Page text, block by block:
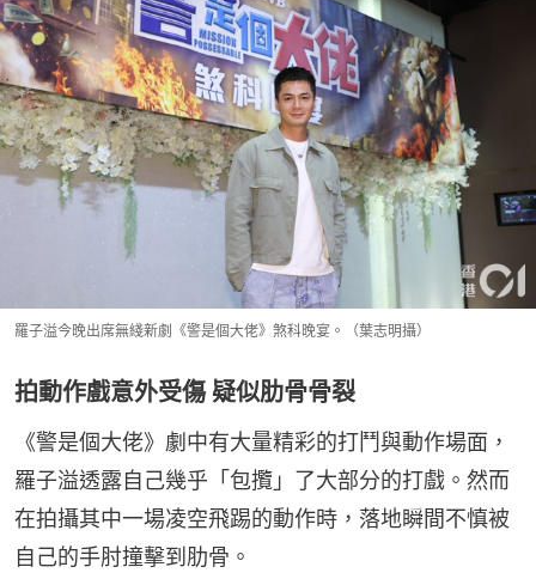
羅子溢今晚出席無綫新劇《警是個大佬》煞科晚宴。（葉志明攝）
拍動作戲意外受傷 疑似肋骨骨裂
《警是個大佬》劇中有大量精彩的打鬥與動作場面，
羅子溢透露自己幾乎「包攬」了大部分的打戲。然而
在拍攝其中一場凌空飛踢的動作時，落地瞬間不慎被
自己的手肘撞擊到肋骨。